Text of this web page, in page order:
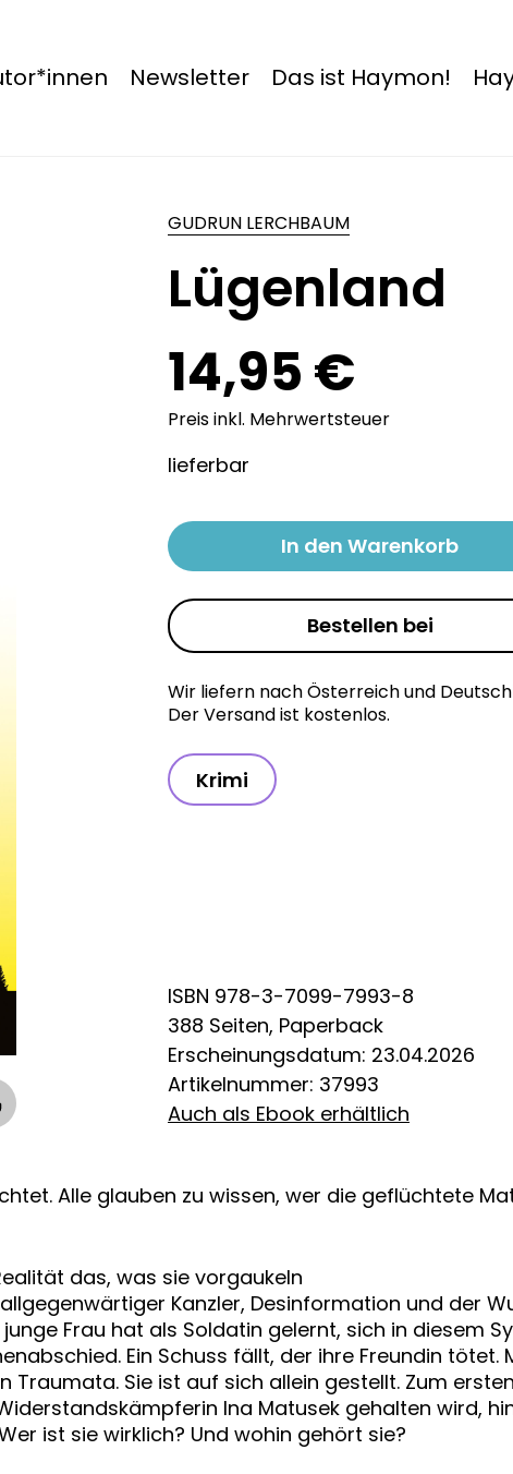
Newsletter Das ist Haymon!
GUDRUN LERCHBAUM
Lügenland
14,95 €
Preis inkl. Mehrwertsteuer
lieferbar
In den Warenkorb
Bestellen bei
Wir liefern nach Österreich und
Der Versand ist kostenlos.
Krimi
ISBN 978-3-7099-7993-8
388 Seiten, Paperback
Erscheinungsdatum: 23.04.2026
Artikelnummer: 37993
Auch als Ebook erhältlich
Alle glauben zu wissen, wer die geflüchtete
das, was sie vorgaukeln
Kanzler, Desinformation und der
Frau hat als Soldatin gelernt, sich in diesem
Ein Schuss fällt, der ihre Freundin
Traumata. Sie ist auf sich allein gestellt. Zum
Ina Matusek gehalten wird,
ist sie wirklich? Und wohin gehört sie?